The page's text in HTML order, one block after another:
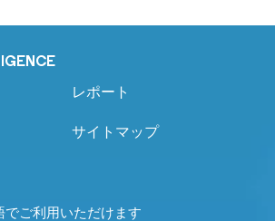
レポート
サイトマップ
でご利用いただけます